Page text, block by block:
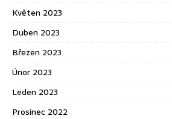
Květen 2023
Duben 2023
Březen 2023
Únor 2023
Leden 2023
Prosinec 2022